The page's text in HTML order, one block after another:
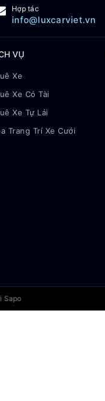
Hợp tác
info@luxcarviet.vn
VỤ
Xe
Xe Có Tài
Xe Tự Lái
Trang Trí Xe Cưới
Sapo